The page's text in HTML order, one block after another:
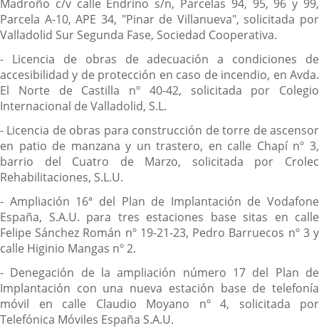
Madroño c/v calle Endrino s/n, Parcelas 94, 95, 96 y 99,
Parcela A-10, APE 34, "Pinar de Villanueva", solicitada por
Valladolid Sur Segunda Fase, Sociedad Cooperativa.
- Licencia de obras de adecuación a condiciones de
accesibilidad y de protección en caso de incendio, en Avda.
El Norte de Castilla nº 40-42, solicitada por Colegio
Internacional de Valladolid, S.L.
- Licencia de obras para construcción de torre de ascensor
en patio de manzana y un trastero, en calle Chapí nº 3,
barrio del Cuatro de Marzo, solicitada por Crolec
Rehabilitaciones, S.L.U.
- Ampliación 16ª del Plan de Implantación de Vodafone
España, S.A.U. para tres estaciones base sitas en calle
Felipe Sánchez Román nº 19-21-23, Pedro Barruecos nº 3 y
calle Higinio Mangas nº 2.
- Denegación de la ampliación número 17 del Plan de
Implantación con una nueva estación base de telefonía
móvil en calle Claudio Moyano nº 4, solicitada por
Telefónica Móviles España S.A.U.